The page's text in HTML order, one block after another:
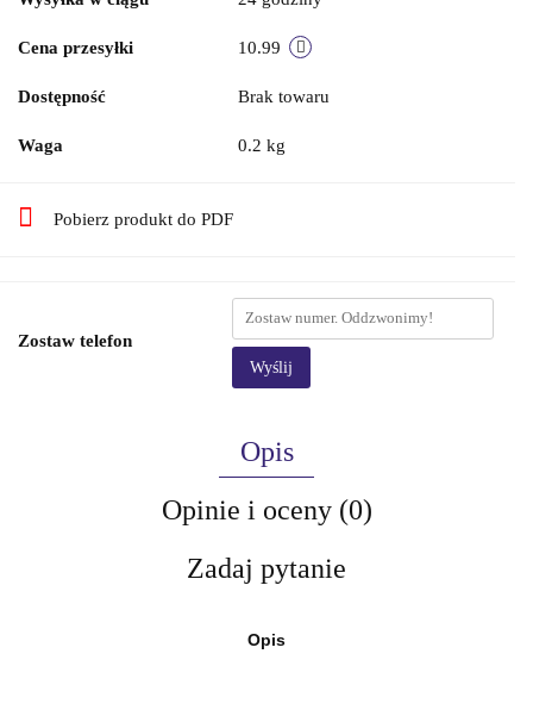
Cena przesyłki 10.99
Dostępność Brak towaru
Waga 0.2 kg
Pobierz produkt do PDF
Zostaw telefon
Wyślij
Opis
Opinie i oceny (0)
Zadaj pytanie
Opis